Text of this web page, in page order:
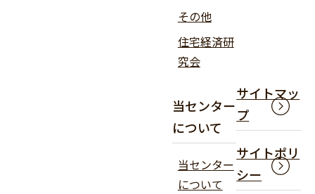
その他
住宅経済研
究会
当センター
について
当センター
について
サイトマッ
プ
サイトポリ
シー